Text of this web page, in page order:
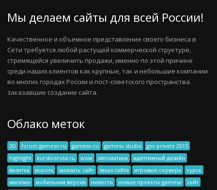
Мы делаем сайты для всей России!
Качественное и объемное представление своего бизнеса в
Сети требуется любой растущей коммерческой структуре,
стремящейся увеличить продажи, именно по этой причине
среди наших клиентов как крупные, так и небольшие компании
во многих городах России и пост-советского пространства
заказавшие создание сайта.
Облако меток
3D forum.gamesv.ru gamesv.ru gamesv studio
gsv private 2015
highlight
kurskvorota.ru wow автоматика
адаптивный дизайн
визитка
ворота заказать сайт заказ сайта игровые сервера
курск
магазин
мобильная версия новости новые проекты gamesv
сайт